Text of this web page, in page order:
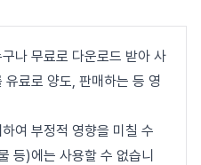
나 무료로 다운로드 받아 사
료로 양도, 판매하는 등 영
여 부정적 영향을 미칠 수
등)에는 사용할 수 없습니